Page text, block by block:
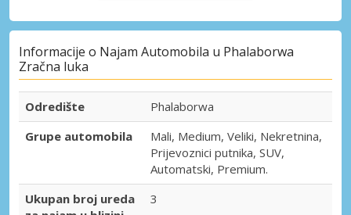
Informacije o Najam Automobila u Phalaborwa
Zračna luka
Odredište
Phalaborwa
Grupe automobila
Mali, Medium, Veliki, Nekretnina,
Prijevoznici putnika, SUV,
Automatski, Premium.
Ukupan broj ureda
3